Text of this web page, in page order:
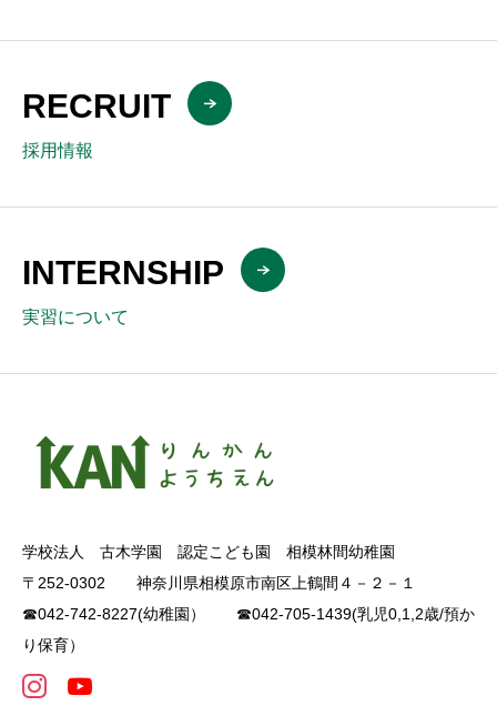
RECRUIT
採用情報
INTERNSHIP
実習について
学校法人 古木学園 認定こども園 相模林間幼稚園
〒252-0302 神奈川県相模原市南区上鶴間４－２－１
☎042-742-8227(幼稚園） ☎042-705-1439(乳児0,1,2歳/預か
り保育）